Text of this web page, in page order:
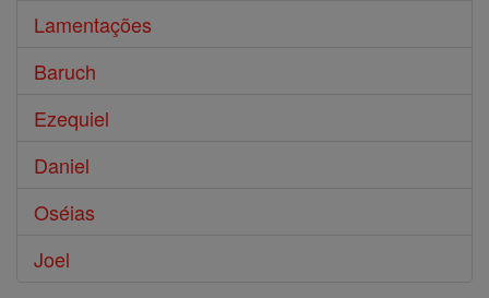
Lamentações
Baruch
Ezequiel
Daniel
Oséias
Joel